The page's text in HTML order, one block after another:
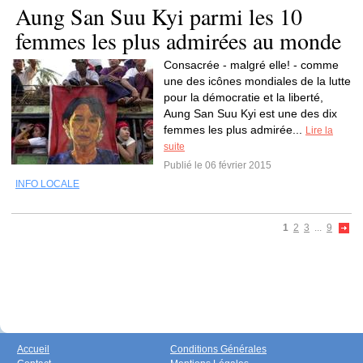
Aung San Suu Kyi parmi les 10
femmes les plus admirées au monde
Consacrée - malgré elle! - comme
une des icônes mondiales de la lutte
pour la démocratie et la liberté,
Aung San Suu Kyi est une des dix
femmes les plus admirée...
Lire la
suite
Publié le 06 février 2015
INFO LOCALE
1 2 3 ... 9
Accueil
Conditions Générales